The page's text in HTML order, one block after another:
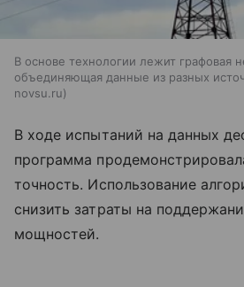
В основе технологии лежит графовая
объединяющая данные из разных
novsu.ru
В ходе испытаний на данных
программа
точность. Использование
снизить затраты на
мощностей.